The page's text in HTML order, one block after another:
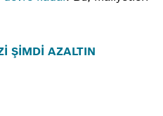
ŞİMDİ AZALTIN